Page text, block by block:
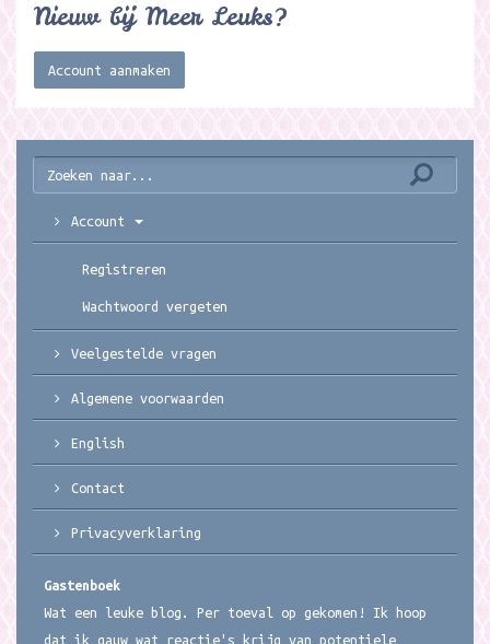
Nieuw bij Meer Leuks?
Account aanmaken
Account
Registreren
Wachtwoord vergeten
Veelgestelde vragen
Algemene voorwaarden
English
Contact
Privacyverklaring
Gastenboek
Wat een leuke blog. Per toeval op gekomen! Ik hoop
dat ik gauw wat reactie's krijg van potentiele